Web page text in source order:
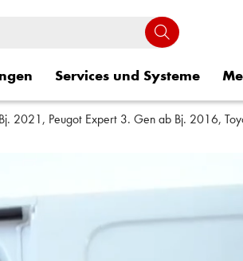
Services und Systeme
2021, Peugot Expert 3. Gen ab Bj. 2016,